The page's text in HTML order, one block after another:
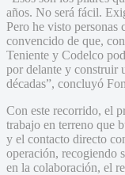
años. No será fácil.
Pero he visto personas
convencido de que,
Teniente y Codelco
por delante y construir
décadas”, concluyó
Con este recorrido, el
trabajo en terreno que
y el contacto directo
operación, recogiendo
en la colaboración, el